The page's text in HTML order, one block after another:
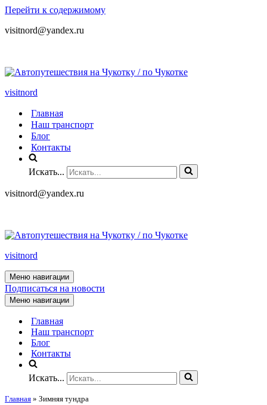
Перейти к содержимому
visitnord@yandex.ru
visitnord
Главная
Наш транспорт
Блог
Контакты
Искать...
visitnord@yandex.ru
visitnord
Меню навигации
Подписаться на новости
Меню навигации
Главная
Наш транспорт
Блог
Контакты
Искать...
Главная » Зимняя тундра